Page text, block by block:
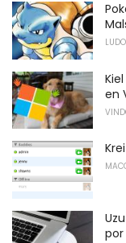
en
por